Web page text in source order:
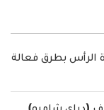
الرأس بطرق فعالة